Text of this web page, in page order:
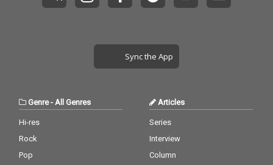
Sync the App
Genre-All Genres
Hi-res
Rock
Pop
Articles
Series
Interview
Column